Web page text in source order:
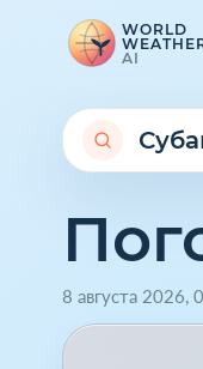
WORLD
AI
8 августа 2026,